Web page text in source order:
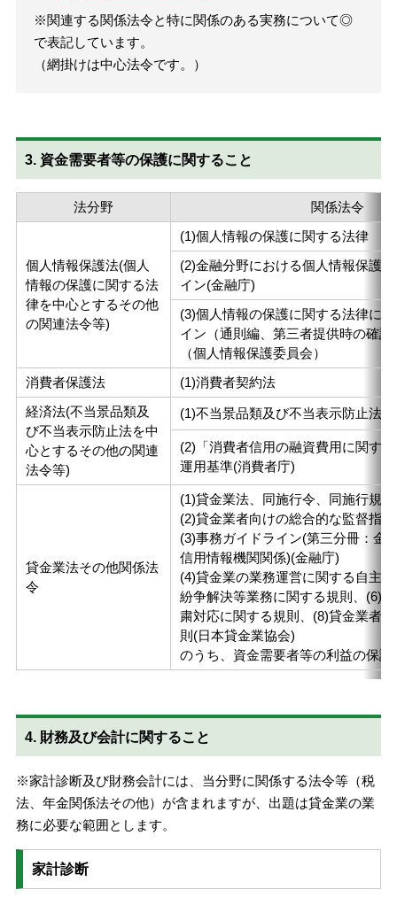
※関連する関係法令と特に関係のある実務について◎
で表記しています。
（網掛けは中心法令です。）
3. 資金需要者等の保護に関すること
法分野 関係法令
個人情報保護法(個人
情報の保護に関する法
律を中心とするその他
の関連法令等)
(1)個人情報の保護に関する法律
(2)金融分野における個人情報保護
イン(金融庁)
(3)個人情報の保護に関する法律に
イン（通則編、第三者提供時の確
（個人情報保護委員会）
消費者保護法
(1)消費者契約法
経済法(不当景品類及
び不当表示防止法を中
心とするその他の関連
法令等)
(1)不当景品類及び不当表示防止法
(2)「消費者信用の融資費用に関す
運用基準(消費者庁)
貸金業法その他関係法
令
(1)貸金業法、同施行令、同施行規則
(2)貸金業者向けの総合的な監督指
(3)事務ガイドライン(第三分冊：金
信用情報機関関係)(金融庁)
(4)貸金業の業務運営に関する自主
紛争解決等業務に関する規則、(6)
粛対応に関する規則、(8)貸金業者
則(日本貸金業協会)
のうち、資金需要者等の利益の保護
4. 財務及び会計に関すること
※家計診断及び財務会計には、当分野に関係する法令等（税
法、年金関係法その他）が含まれますが、出題は貸金業の業
務に必要な範囲とします。
家計診断